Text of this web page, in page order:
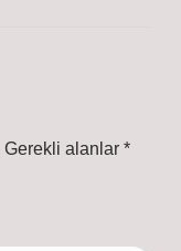
Gerekli alanlar *